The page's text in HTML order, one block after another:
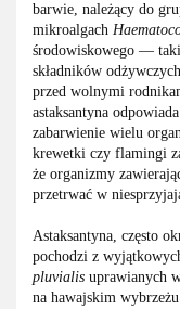
barwie, należący do
mikroalgach
środowiskowego —
składników
przed wolnymi
astaksantyna
zabarwienie wielu
krewetki czy flamingi
że organizmy
przetrwać w
Astaksantyna, często
pochodzi z
pluvialis uprawianych
na hawajskim